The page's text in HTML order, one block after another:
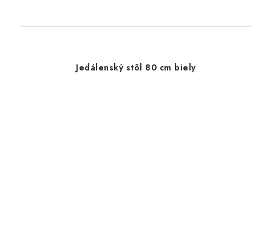
Jedálenský stôl 80 cm biely